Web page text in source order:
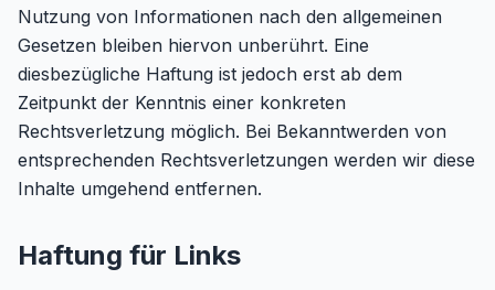
Nutzung von Informationen nach den allgemeinen
Gesetzen bleiben hiervon unberührt. Eine
diesbezügliche Haftung ist jedoch erst ab dem
Zeitpunkt der Kenntnis einer konkreten
Rechtsverletzung möglich. Bei Bekanntwerden von
entsprechenden Rechtsverletzungen werden wir diese
Inhalte umgehend entfernen.
Haftung für Links